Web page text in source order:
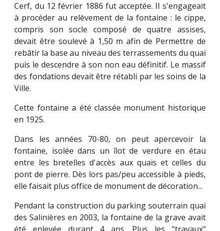
Cerf, du 12 février 1886 fut acceptée. Il s'engageait
à procéder au relèvement de la fontaine : le cippe,
compris son socle composé de quatre assises,
devait être soulevé à 1,50 m afin de Permettre de
rebâtir la base au niveau des terrassements du quai
puis le descendre à son non eau définitif. Le massif
des fondations devait être rétabli par les soins de la
Ville.
Cette fontaine a été classée monument historique
en 1925.
Dans les années 70-80, on peut apercevoir la
fontaine, isolée dans un îlot de verdure en étau
entre les bretelles d'accès aux quais et celles du
pont de pierre. Dès lors pas/peu accessible à pieds,
elle faisait plus office de monument de décoration...
Pendant la construction du parking souterrain quai
des Salinières en 2003, la fontaine de la grave avait